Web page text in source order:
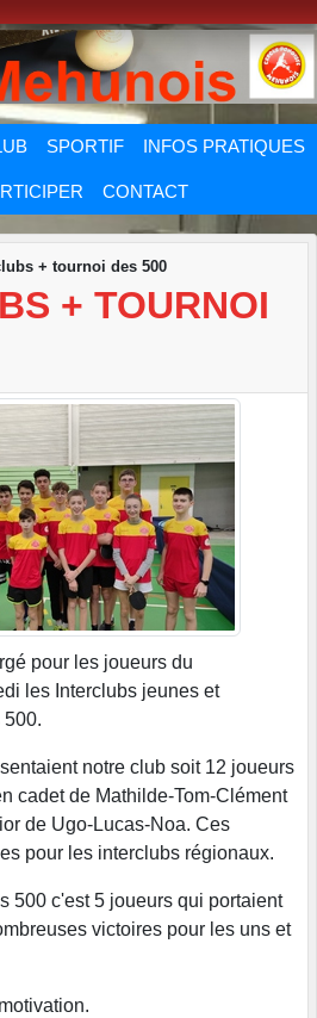
SPORTIF INFOS PRATIQUES
CONTACT
+ tournoi des 500
+ TOURNOI
pour les joueurs du
les Interclubs jeunes et
notre club soit 12 joueurs
cadet de Mathilde-Tom-Clément
de Ugo-Lucas-Noa. Ces
pour les interclubs régionaux.
500 c'est 5 joueurs qui portaient
victoires pour les uns et